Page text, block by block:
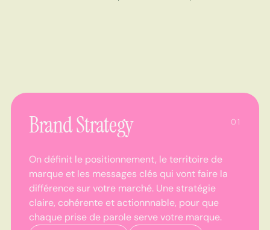
01
Brand Strategy
On définit le positionnement, le territoire de
marque et les messages clés qui vont faire la
différence sur votre marché. Une stratégie
claire, cohérente et actionnnable, pour que
chaque prise de parole serve votre marque.